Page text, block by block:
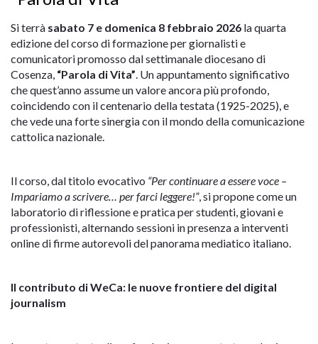
Si terrà sabato 7 e domenica 8 febbraio 2026 la quarta
edizione del corso di formazione per giornalisti e
comunicatori promosso dal settimanale diocesano di
Cosenza, “Parola di Vita” . Un appuntamento significativo
che quest’anno assume un valore ancora più profondo,
coincidendo con il centenario della testata (1925-2025), e
che vede una forte sinergia con il mondo della comunicazione
cattolica nazionale.
Il corso, dal titolo evocativo “Per continuare a essere voce –
Impariamo a scrivere… per farci leggere!”, si propone come un
laboratorio di riflessione e pratica per studenti, giovani e
professionisti, alternando sessioni in presenza a interventi
online di firme autorevoli del panorama mediatico italiano.
Il contributo di WeCa: le nuove frontiere del digital
journalism